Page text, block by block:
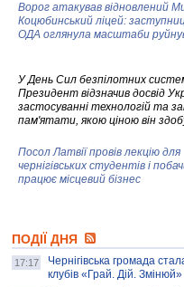
Ворог атакував відновлений
Коцюбинський ліцей:
ОДА оглянула масштаби
У День Сил безпілотних
Президент відзначив досвід
застосуванні технологій та
пам'ятати, якою ціною він
Посол Латвії провів лекцію для
чернігівських студентів і
працює місцевий бізнес
колекцію про війну, емоції та
ПОДІЇ ДНЯ
17:17
Чернігівська громада
клубів «Грай. Дій. Змінюй»